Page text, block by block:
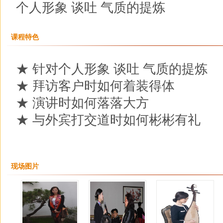
个人形象 谈吐 气质的提炼
课程特色
★ 针对个人形象 谈吐 气质的提炼
★ 拜访客户时如何着装得体
★ 演讲时如何落落大方
★ 与外宾打交道时如何彬彬有礼
现场图片